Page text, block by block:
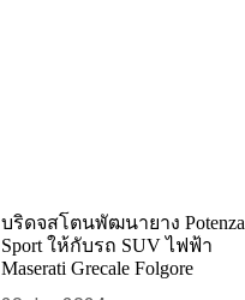
บริดจสโตนพัฒนายาง Potenza
Sport ให้กับรถ SUV ไฟฟ้า
Maserati Grecale Folgore